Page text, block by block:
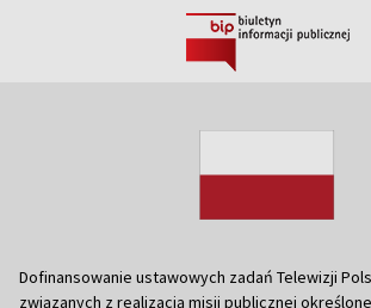
Dofinansowanie ustawowych zadań Telewizji
związanych z realizacją misji publicznej